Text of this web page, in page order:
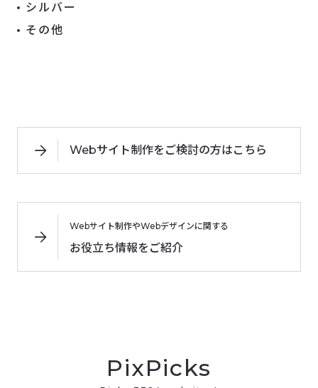
シルバー
その他
Webサイト制作をご検討の方はこちら
Webサイト制作やWebデザインに関する
お役立ち情報をご紹介
PixPicks